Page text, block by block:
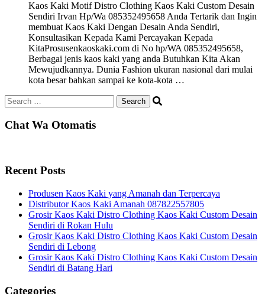
Kaos Kaki Motif Distro Clothing Kaos Kaki Custom Desain
Sendiri Irvan Hp/Wa 085352495658 Anda Tertarik dan Ingin
membuat Kaos Kaki Dengan Desain Anda Sendiri,
Konsultasikan Kepada Kami Percayakan Kepada
KitaProsusenkaoskaki.com di No hp/WA 085352495658,
Berbagai jenis kaos kaki yang anda Butuhkan Kita Akan
Mewujudkannya. Dunia Fashion ukuran nasional dari mulai
kota besar bahkan sampai ke kota-kota …
Search
for:
Chat Wa Otomatis
Recent Posts
Produsen Kaos Kaki yang Amanah dan Terpercaya
Distributor Kaos Kaki Amanah 087822557805
Grosir Kaos Kaki Distro Clothing Kaos Kaki Custom Desain
Sendiri di Rokan Hulu
Grosir Kaos Kaki Distro Clothing Kaos Kaki Custom Desain
Sendiri di Lebong
Grosir Kaos Kaki Distro Clothing Kaos Kaki Custom Desain
Sendiri di Batang Hari
Categories